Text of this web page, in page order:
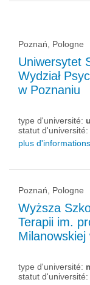
Poznań, Pologne
Uniwersytet
Wydział
w Poznaniu
type d'université:
statut d'université:
plus
Poznań, Pologne
Wyższa
Terapii im.
Milanowskiej
type d'université:
statut d'université: